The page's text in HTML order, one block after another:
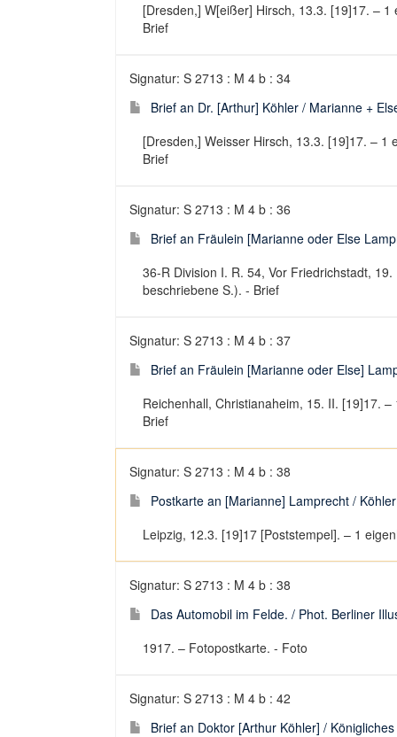
[Dresden,] W[eißer] Hirsch, 13.3. [19]17. –
Brief
Signatur: S 2713 : M 4 b : 34
Brief an Dr. [Arthur] Köhler / Marianne +
[Dresden,] Weisser Hirsch, 13.3. [19]17. –
Brief
Signatur: S 2713 : M 4 b : 36
Brief an Fräulein [Marianne oder Else
36-R Division I. R. 54, Vor Friedrichstadt,
beschriebene S.). - Brief
Signatur: S 2713 : M 4 b : 37
Brief an Fräulein [Marianne oder Else]
Reichenhall, Christianaheim, 15. II. [19]17.
Brief
Signatur: S 2713 : M 4 b : 38
Postkarte an [Marianne] Lamprecht / Köhler
Leipzig, 12.3. [19]17 [Poststempel]. – 1
Signatur: S 2713 : M 4 b : 38
Das Automobil im Felde. / Phot. Berliner
1917. – Fotopostkarte. - Foto
Signatur: S 2713 : M 4 b : 42
Brief an Doktor [Arthur Köhler] /